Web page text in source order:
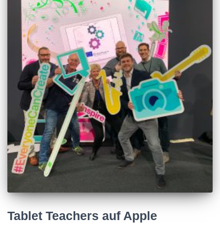
Tablet Teachers auf Apple